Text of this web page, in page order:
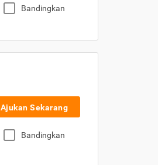
Bandingkan
Ajukan Sekarang
Bandingkan